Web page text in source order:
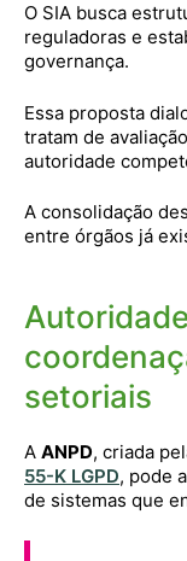
O SIA busca
reguladoras e
governança.
Essa proposta
tratam de
autoridade
A consolidação
entre órgãos já
setoriais
A ANPD, criada
55-K LGPD, pode
de sistemas que